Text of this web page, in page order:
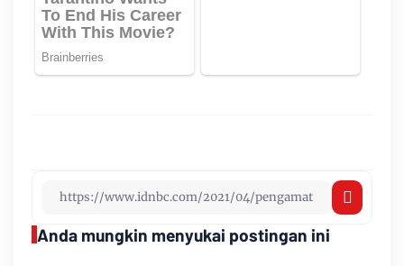
Anda mungkin menyukai postingan ini